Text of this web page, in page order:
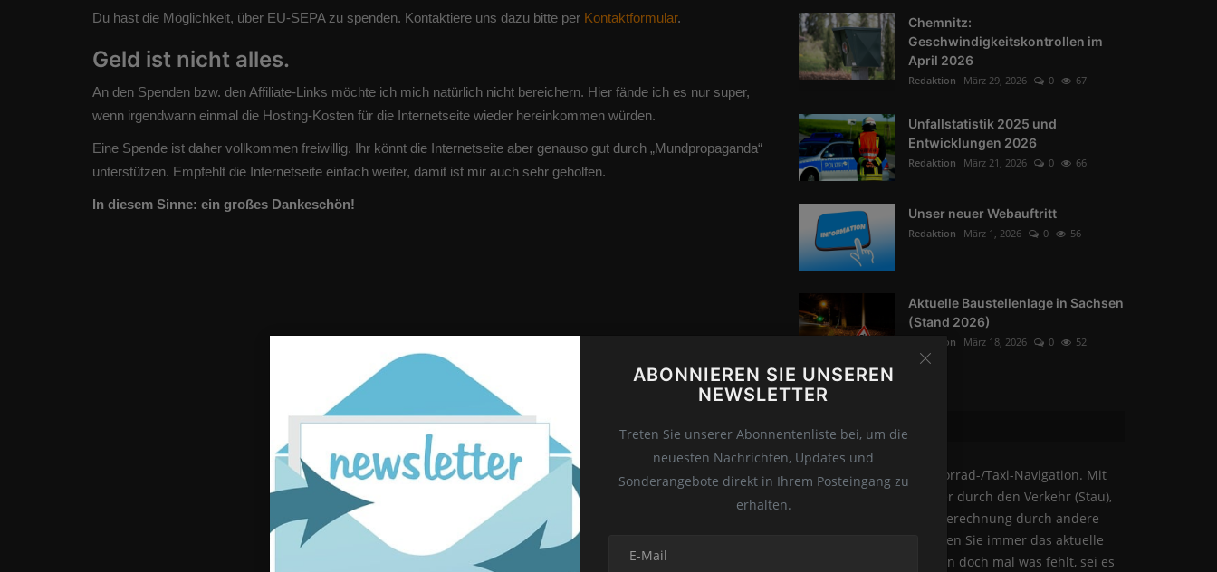
ABONNIEREN SIE UNSEREN
NEWSLETTER
Treten Sie unserer Abonnentenliste bei, um die
neuesten Nachrichten, Updates und
Sonderangebote direkt in Ihrem Posteingang zu
erhalten.
Du hast die Möglichkeit, über EU-SEPA zu spenden. Kontaktiere uns dazu bitte per Kontaktformular.
Geld ist nicht alles.
An den Spenden bzw. den Affiliate-Links möchte ich mich natürlich nicht bereichern. Hier fände ich es nur super,
wenn irgendwann einmal die Hosting-Kosten für die Internetseite wieder hereinkommen würden.
Eine Spende ist daher vollkommen freiwillig. Ihr könnt die Internetseite aber genauso gut durch „Mundpropaganda“
unterstützen. Empfehlt die Internetseite einfach weiter, damit ist mir auch sehr geholfen.
In diesem Sinne: ein großes Dankeschön!
Chemnitz:
Geschwindigkeitskontrollen im
April 2026
Redaktion März 29, 2026 0 67
Unfallstatistik 2025 und
Entwicklungen 2026
Redaktion März 21, 2026 0 66
Unser neuer Webauftritt
Redaktion März 1, 2026 0 56
Aktuelle Baustellenlage in Sachsen
(Stand 2026)
Redaktion März 18, 2026 0 52
WAS IST WAZE?
Waze ist eine PKW-/Motorrad-/Taxi-Navigation. Mit
Waze kommen Sie besser durch den Verkehr (Stau),
dank Echtzeit-Verkehrsberechnung durch andere
Waze-User. In Waze finden Sie immer das aktuelle
Kartenmaterial und wenn doch mal was fehlt, sei es